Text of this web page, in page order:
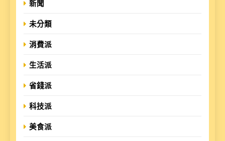
新聞
未分類
消費派
生活派
省錢派
科技派
美食派